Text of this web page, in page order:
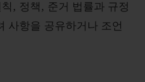
, 정책, 준거 법률과 규정
사항을 공유하거나 조언